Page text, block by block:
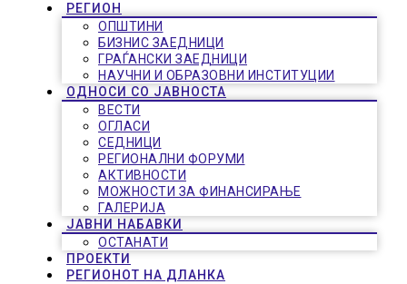
РЕГИОН
ОПШТИНИ
БИЗНИС ЗАЕДНИЦИ
ГРАЃАНСКИ ЗАЕДНИЦИ
НАУЧНИ И ОБРАЗОВНИ ИНСТИТУЦИИ
ОДНОСИ СО ЈАВНОСТА
ВЕСТИ
ОГЛАСИ
СЕДНИЦИ
РЕГИОНАЛНИ ФОРУМИ
АКТИВНОСТИ
МОЖНОСТИ ЗА ФИНАНСИРАЊЕ
ГАЛЕРИЈА
ЈАВНИ НАБАВКИ
ОСТАНАТИ
ПРОЕКТИ
РЕГИОНОТ НА ДЛАНКА